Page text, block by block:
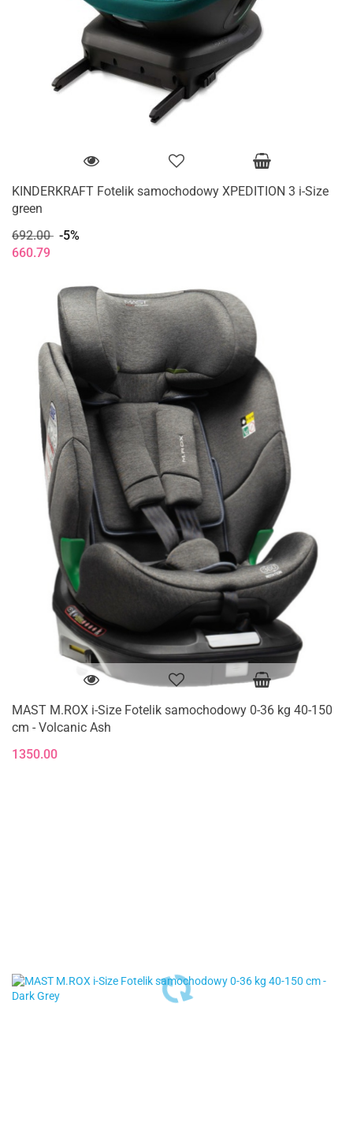
KINDERKRAFT Fotelik samochodowy XPEDITION 3 i-Size
green
692.00 -5%
660.79
MAST M.ROX i-Size Fotelik samochodowy 0-36 kg 40-150
cm - Volcanic Ash
1350.00